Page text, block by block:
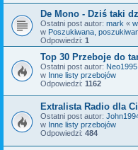
De Mono - Dziś taki
Ostatni post autor: mark «
w Poszukiwana,
Odpowiedzi: 1
Top 30 Przeboje do
Ostatni post autor: Neo1995
w Inne listy przebojów
Odpowiedzi: 1162
Extralista Radio dla
Ostatni post autor:
w Inne listy przebojów
Odpowiedzi: 484